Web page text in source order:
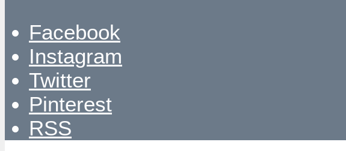
Facebook
Instagram
Twitter
Pinterest
RSS